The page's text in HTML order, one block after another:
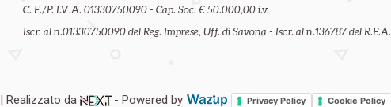
C. F./P. I.V.A. 01330750090 - Cap. Soc. € 50.000,00 i.v.
Iscr. al n.01330750090 del Reg. Imprese, Uff. di Savona - Iscr. al n.136787 del R.E.A.
| Realizzato da - Powered by Privacy Policy Cookie Policy